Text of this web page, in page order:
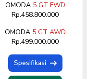
OMODA 5 GT FWD
Rp.458.800.000
OMODA 5 GT AWD
Rp.499.000.000
Spesifikasi